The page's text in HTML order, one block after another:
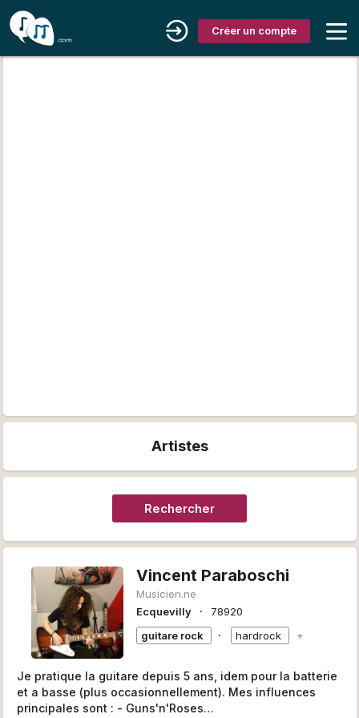
Créer un compte
Artistes
Rechercher
Vincent Paraboschi
Musicien.ne
Ecquevilly
∙
78920
guitare rock
∙ hardrock +
Je pratique la guitare depuis 5 ans, idem pour la batterie
et a basse (plus occasionnellement). Mes influences
principales sont : - Guns'n'Roses